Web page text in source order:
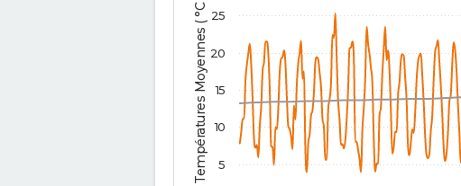
Températures Moyennes ( °C ) 5
10
15
20
25